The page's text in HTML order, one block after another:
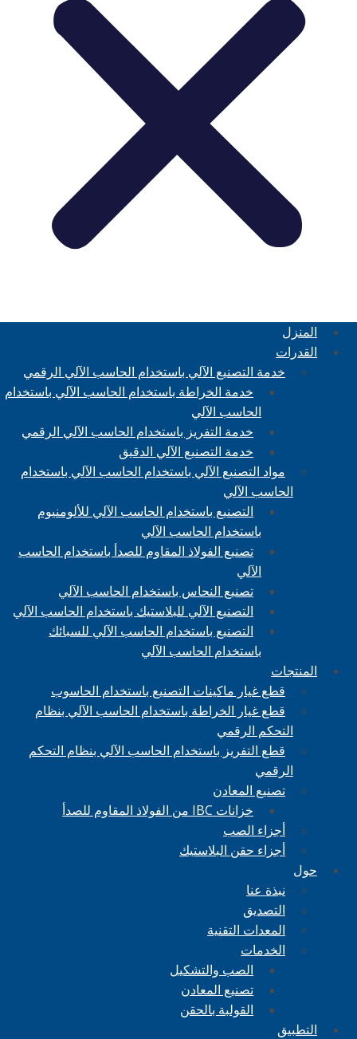
المنزل
القدرات
خدمة التصنيع الآلي باستخدام الحاسب الآلي الرقمي
خدمة الخراطة باستخدام الحاسب الآلي باستخدام
الحاسب الآلي
خدمة التفريز باستخدام الحاسب الآلي الرقمي
خدمة التصنيع الآلي الدقيق
مواد التصنيع الآلي باستخدام الحاسب الآلي باستخدام
الحاسب الآلي
التصنيع باستخدام الحاسب الآلي للألومنيوم
باستخدام الحاسب الآلي
تصنيع الفولاذ المقاوم للصدأ باستخدام الحاسب
الآلي
تصنيع النحاس باستخدام الحاسب الآلي
التصنيع الآلي للبلاستيك باستخدام الحاسب الآلي
التصنيع باستخدام الحاسب الآلي للسبائك
باستخدام الحاسب الآلي
المنتجات
قطع غيار ماكينات التصنيع باستخدام الحاسوب
قطع غيار الخراطة باستخدام الحاسب الآلي بنظام
التحكم الرقمي
قطع التفريز باستخدام الحاسب الآلي بنظام التحكم
الرقمي
تصنيع المعادن
خزانات IBC من الفولاذ المقاوم للصدأ
أجزاء الصب
أجزاء حقن البلاستيك
حول
نبذة عنا
التصديق
المعدات التقنية
الخدمات
الصب والتشكيل
تصنيع المعادن
القولبة بالحقن
التطبيق